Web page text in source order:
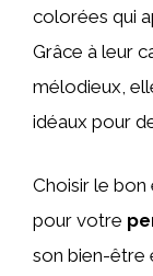
colorées qui
Grâce à leur
mélodieux,
idéaux pour
Choisir le
pour votre
son bien-être